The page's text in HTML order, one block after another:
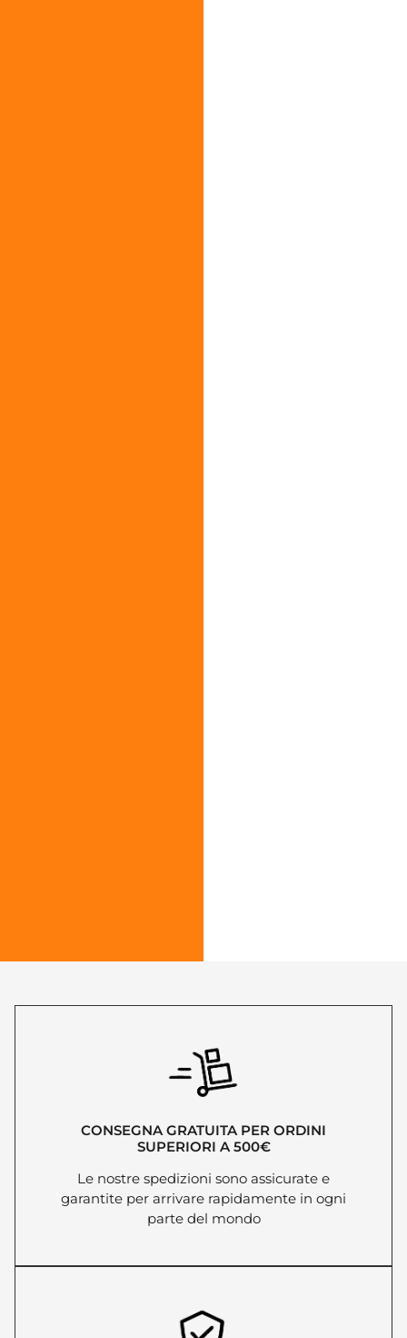
CONSEGNA GRATUITA PER ORDINI
SUPERIORI A 500€
Le nostre spedizioni sono assicurate e
garantite per arrivare rapidamente in ogni
parte del mondo